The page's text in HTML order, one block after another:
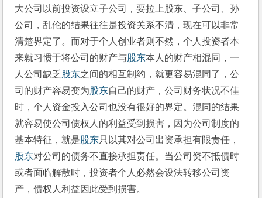
大公司以前投资设立子公司，要拉上股东、子公司、孙
公司，乱伦的结果往往是投资关系不清，现在可以非常
清楚界定了。而对于个人创业者则不然，个人投资者本
来就习惯于将公司的财产与股东本人的财产相混同，一
人公司缺乏 股东之间的相互制约，就更容易混同了，公
司的财产容易变为股东自己的财产，公司财务状况不佳
时，个人资金投入公司也没有很好的界定。混同的结果
就容易使公司债权人的利益受到损害，因为公司制度的
基本特征，就是股东只以其对公司出资承担有限责任，
股东对公司的债务不直接承担责任。当公司资不抵债时
或者面临解散时，投资者个人必然会设法转移公司资
产，债权人利益因此受到损害。